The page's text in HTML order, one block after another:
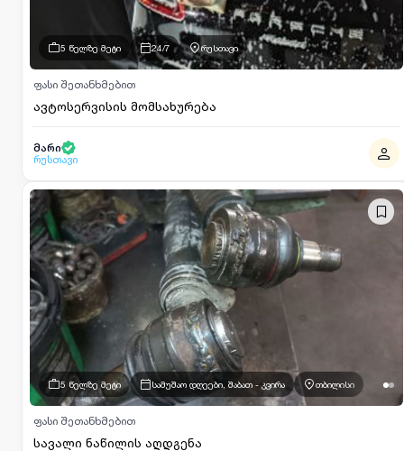
5 წელზე მეტი 24/7 რუსთავი
ავტოსერვისის მომსახურება
ფასი შეთანხმებით
მარი
რუსთავი
5 წელზე მეტი სამუშაო დღეები, შაბათ - კვირა თბილისი
სავალი ნაწილის აღდგენა
ფასი შეთანხმებით